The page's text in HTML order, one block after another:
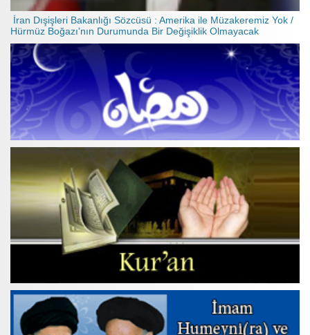
İran Dışişleri Bakanlığı Sözcüsü : Amerika ile Müzakeremiz Yok /
Hürmüz Boğazı'nın Durumunda Bir Değişiklik Olmayacak